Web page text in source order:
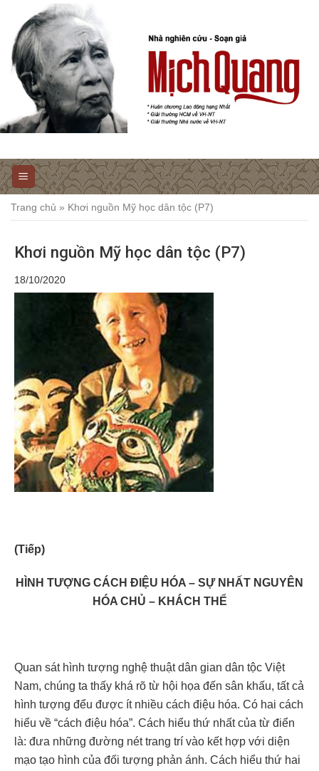
Trang chủ » Khơi nguồn Mỹ học dân tộc (P7)
Khơi nguồn Mỹ học dân tộc (P7)
18/10/2020
(Tiếp)
HÌNH TƯỢNG CÁCH ĐIỆU HÓA – SỰ NHẤT NGUYÊN
HÓA CHỦ – KHÁCH THỂ
Quan sát hình tượng nghệ thuật dân gian dân tộc Việt
Nam, chúng ta thấy khá rõ từ hội họa đến sân khấu, tất cả
hình tượng đểu được ít nhiều cách điệu hóa. Có hai cách
hiểu về “cách điệu hóa”. Cách hiểu thứ nhất của từ điển
là: đưa những đường nét trang trí vào kết hợp với diện
mạo tạo hình của đối tượng phản ánh. Cách hiểu thứ hai